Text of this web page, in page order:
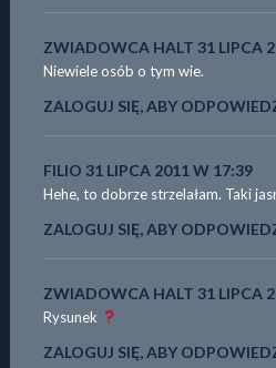
ZWIADOWCA HALT 31 LIPCA
Niewiele osób o tym wie.
ZALOGUJ SIĘ, ABY
FILIO 31 LIPCA 2011 W 17:39
Hehe, to dobrze strzelałam. Taki
ZALOGUJ SIĘ, ABY
ZWIADOWCA HALT 31 LIPCA
Rysunek
ZALOGUJ SIĘ, ABY